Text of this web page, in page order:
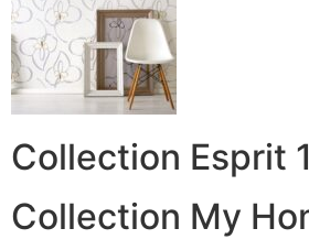
Collection Esprit
Collection My